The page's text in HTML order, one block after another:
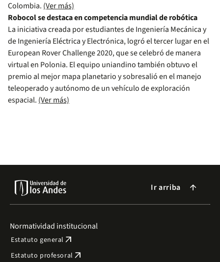
Colombia. (Ver más)
Robocol se destaca en competencia mundial de robótica
La iniciativa creada por estudiantes de Ingeniería Mecánica y
de Ingeniería Eléctrica y Electrónica, logró el tercer lugar en el
European Rover Challenge 2020, que se celebró de manera
virtual en Polonia. El equipo uniandino también obtuvo el
premio al mejor mapa planetario y sobresalió en el manejo
teleoperado y autónomo de un vehículo de exploración
espacial. (Ver más)
Ir arriba arrow_forward
Normatividad institucional
Estatuto general arrow_outward
Estatuto profesoral arrow_outward